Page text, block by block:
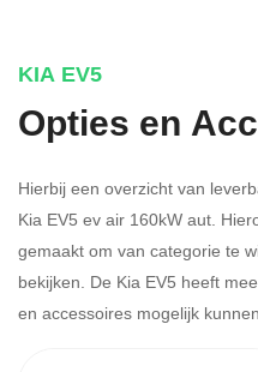
KIA EV5
Opties en
Hierbij een overzicht van
Kia EV5 ev air 160kW aut.
gemaakt om van categorie te
bekijken. De Kia EV5 heeft
en accessoires mogelijk